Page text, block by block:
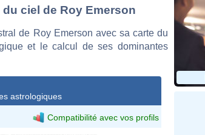
ciel de Roy Emerson
de Roy Emerson avec sa carte du
et le calcul de ses dominantes
astrologiques
Compatibilité avec vos profils